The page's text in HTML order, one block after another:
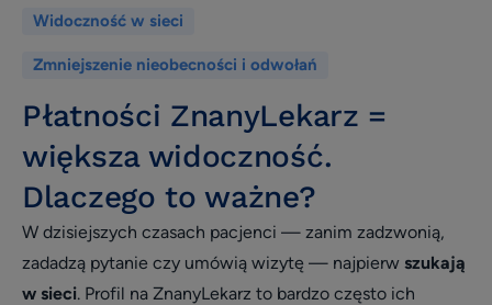
Quiz
Wywiad
patient experience
wizerunek i opinie
Zarządzanie placówką medyczną
Zmniejszenie nieobecności i odwołań
Widoczność w sieci
Zmniejszenie nieobecności i odwołań
Płatności ZnanyLekarz =
większa widoczność.
Dlaczego to ważne?
W dzisiejszych czasach pacjenci — zanim zadzwonią,
zadadzą pytanie czy umówią wizytę — najpierw szukają
w sieci. Profil na ZnanyLekarz to bardzo często ich